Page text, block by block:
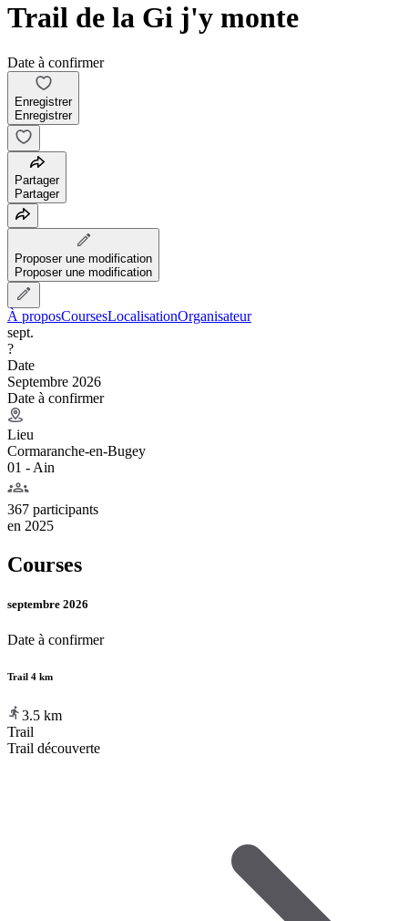
Trail de la Gi j'y monte
Date à confirmer
Enregistrer
Enregistrer
Partager
Partager
Proposer une modification
Proposer une modification
À proposCoursesLocalisationOrganisateur
sept.
?
Date
Septembre 2026
Date à confirmer
Lieu
Cormaranche-en-Bugey
01 - Ain
367 participants
en 2025
Courses
septembre 2026
Date à confirmer
Trail 4 km
3.5 km
Trail
Trail découverte